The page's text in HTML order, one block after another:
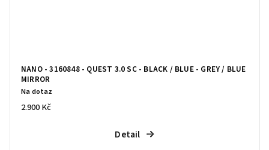
NANO - 3160848 - QUEST 3.0 SC - BLACK / BLUE - GREY / BLUE
MIRROR
Na dotaz
2.900 Kč
Detail